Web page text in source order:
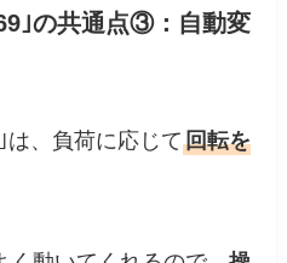
｣の共通点③：自動変
は、負荷に応じて回転を